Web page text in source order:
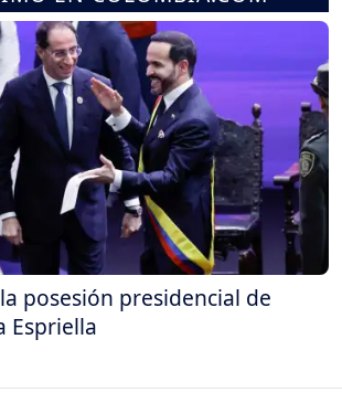
posesión presidencial de
Espriella